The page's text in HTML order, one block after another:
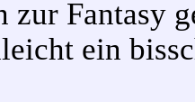
zur Fantasy
ein